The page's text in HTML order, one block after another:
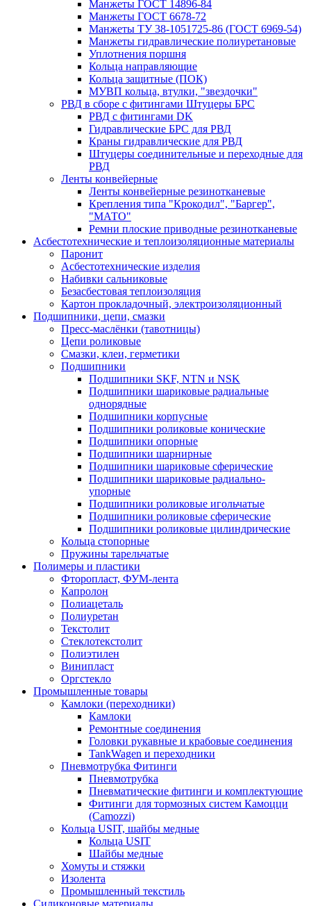
Манжеты ГОСТ 14896-84
Манжеты ГОСТ 6678-72
Манжеты ТУ 38-1051725-86 (ГОСТ 6969-54)
Манжеты гидравлические полиуретановые
Уплотнения поршня
Кольца направляющие
Кольца защитные (ПОК)
МУВП кольца, втулки, "звездочки"
РВД в сборе с фитингами Штуцеры БРС
РВД с фитингами DK
Гидравлические БРС для РВД
Краны гидравлические для РВД
Штуцеры соединительные и переходные для
РВД
Ленты конвейерные
Ленты конвейерные резинотканевые
Крепления типа "Крокодил", "Баргер",
"МАТО"
Ремни плоские приводные резинотканевые
Асбестотехнические и теплоизоляционные материалы
Паронит
Асбестотехнические изделия
Набивки сальниковые
Безасбестовая теплоизоляция
Картон прокладочный, электроизоляционный
Подшипники, цепи, смазки
Пресс-маслёнки (тавотницы)
Цепи роликовые
Смазки, клеи, герметики
Подшипники
Подшипники SKF, NTN и NSK
Подшипники шариковые радиальные
однорядные
Подшипники корпусные
Подшипники роликовые конические
Подшипники опорные
Подшипники шарнирные
Подшипники шариковые сферические
Подшипники шариковые радиально-
упорные
Подшипники роликовые игольчатые
Подшипники роликовые сферические
Подшипники роликовые цилиндрические
Кольца стопорные
Пружины тарельчатые
Полимеры и пластики
Фторопласт, ФУМ-лента
Капролон
Полиацеталь
Полиуретан
Текстолит
Стеклотекстолит
Полиэтилен
Винипласт
Оргстекло
Промышленные товары
Камлоки (переходники)
Камлоки
Ремонтные соединения
Головки рукавные и крабовые соединения
TankWagen и переходники
Пневмотрубка Фитинги
Пневмотрубка
Пневматические фитинги и комплектующие
Фитинги для тормозных систем Камоцци
(Camozzi)
Кольца USIT, шайбы медные
Кольца USIT
Шайбы медные
Хомуты и стяжки
Изолента
Промышленный текстиль
Силиконовые материалы